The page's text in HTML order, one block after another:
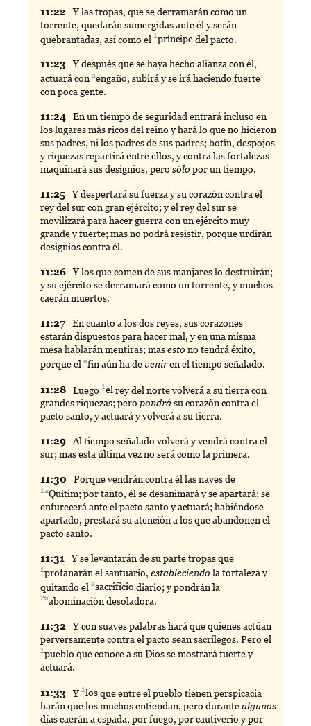
11:22 Ylas tropas, que se derramarán como un
torrente, quedarán sumergidas ante él y serán
quebrantadas, así como el1príncipedel pacto.
11:23 Ydespués que se haya hecho alianza con él,
actuará conaengaño, subirá y se irá haciendo fuerte
con poca gente.
11:24 Enun tiempo de seguridad entrará incluso en
los lugares más ricos del reino y hará lo que no hicieron
sus padres, ni los padres de sus padres; botín, despojos
y riquezas repartirá entre ellos, y contra las fortalezas
maquinará sus designios, perosólo por un tiempo.
11:25 Ydespertará su fuerza y su corazón contra el
rey del sur con gran ejército; y el rey del sur se
movilizará para hacer guerra con un ejército muy
grande y fuerte; mas no podrá resistir, porque urdirán
designios contra él.
11:26 Ylos que comen de sus manjares lo destruirán;
y su ejército se derramará como un torrente, y muchos
caerán muertos.
11:27 Encuanto a los dos reyes, sus corazones
estarán dispuestos para hacer mal, y en una misma
mesa hablarán mentiras; masesto no tendrá éxito,
porque elafinaún ha deveniren el tiempo señalado.
11:28 Luego 1elrey del norte volverá a su tierra con
grandes riquezas; peropondrásu corazón contra el
pacto santo, y actuará y volverá a su tierra.
11:29 Altiempo señalado volverá y vendrá contra el
sur; mas esta última vez no será como la primera.
11:30 Porquevendrán contra él las naves de
1aQuitim; por tanto, él se desanimará y se apartará; se
enfurecerá ante el pacto santo y actuará; habiéndose
apartado, prestará su atención a los que abandonen el
pacto santo.
11:31 Yse levantarán de su parte tropas que
1profanaránel santuario,estableciendo la fortaleza y
quitando elasacrificio diario; y pondrán la
2babominacióndesoladora.
11:32 Ycon suaves palabras hará que quienes actúan
perversamente contra el pacto sean sacrílegos. Pero el
1pueblo que conoce a su Dios se mostrará fuerte y
actuará.
11:33 Y 1losque entre el pueblo tienen perspicacia
harán que los muchos entiendan, pero durantealgunos
días caerán a espada, por fuego, por cautiverio y por